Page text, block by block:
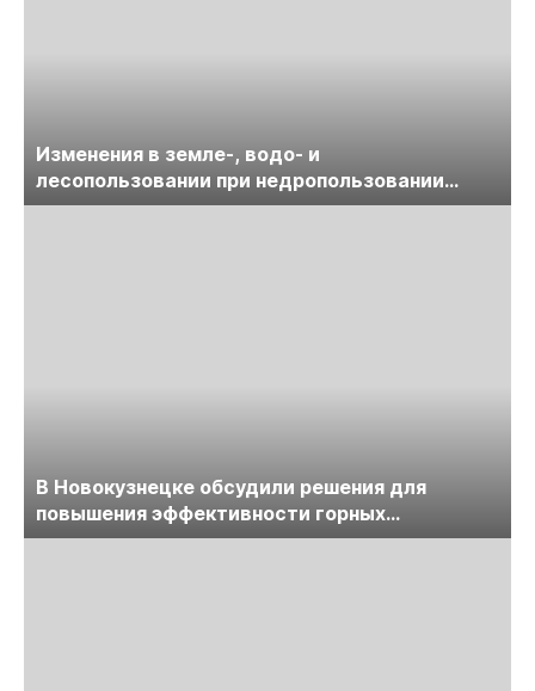
Изменения в земле-, водо- и
лесопользовании при недропользовании
обсудят на семинаре «ПравоТЭК»
В Новокузнецке обсудили решения для
повышения эффективности горных
предприятий